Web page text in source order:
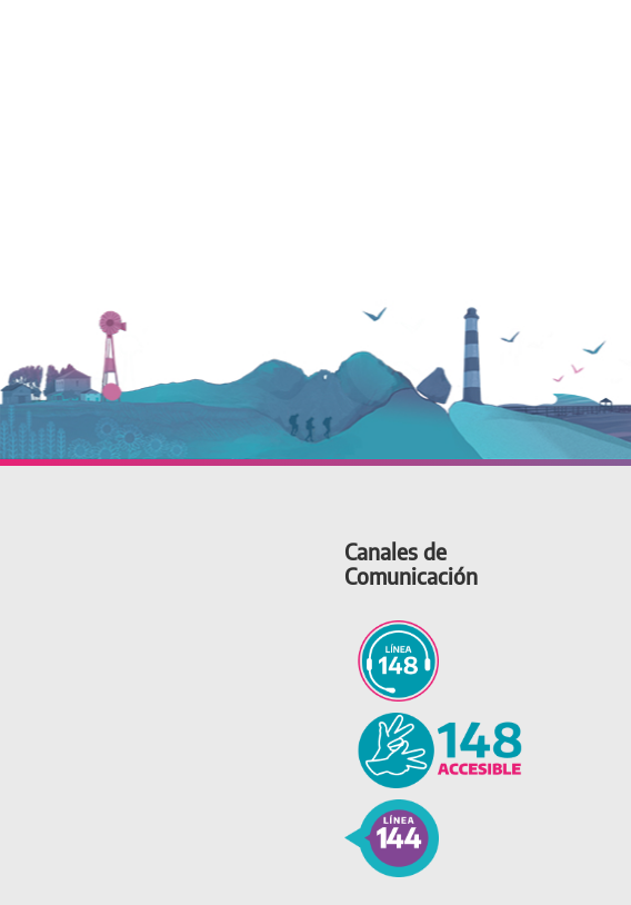
Canales de
Comunicación